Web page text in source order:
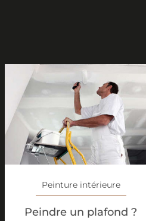
Peinture intérieure
Peindre un plafond ?